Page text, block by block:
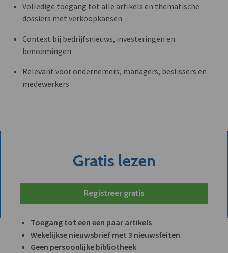
Volledige toegang tot alle artikels en thematische
dossiers met verkoopkansen
Context bij bedrijfsnieuws, investeringen en
benoemingen
Relevant voor ondernemers, managers, beslissers en
medewerkers
Gratis lezen
Registreer gratis
Toegang tot een een paar artikels
Wekelijkse nieuwsbrief met 3 nieuwsfeiten
Geen persoonlijke bibliotheek